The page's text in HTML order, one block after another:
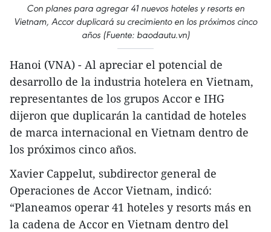
Con planes para agregar 41 nuevos hoteles y resorts en
Vietnam, Accor duplicará su crecimiento en los próximos cinco
años (Fuente: baodautu.vn)
Hanoi (VNA) - Al apreciar el potencial de
desarrollo de la industria hotelera en Vietnam,
representantes de los grupos Accor e IHG
dijeron que duplicarán la cantidad de hoteles
de marca internacional en Vietnam dentro de
los próximos cinco años.
Xavier Cappelut, subdirector general de
Operaciones de Accor Vietnam, indicó:
“Planeamos operar 41 hoteles y resorts más en
la cadena de Accor en Vietnam dentro del